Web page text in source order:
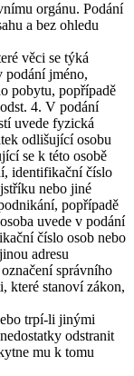
orgánu. Podání
a bez ohledu
věci se týká
podání jméno,
pobytu, popřípadě
4. V podání
uvede fyzická
odlišující osobu
se k této osobě
identifikační číslo
nebo jiné
popřípadě
uvede v podání
číslo osob nebo
adresu
správního
které stanoví zákon,
trpí-li jinými
odstranit
mu k tomu